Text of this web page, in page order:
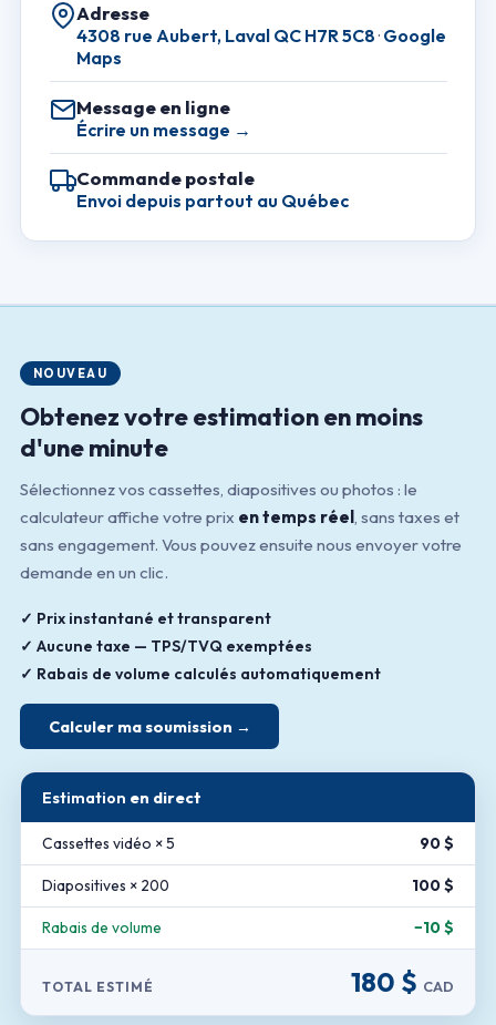
Adresse
4308 rue Aubert, Laval QC H7R 5C8· Google
Maps
Message en ligne
Écrire un message →
Commande postale
Envoi depuis partout au Québec
NOUVEAU
Obtenez votre estimation en moins
d'une minute
Sélectionnez vos cassettes, diapositives ou photos : le
calculateur affiche votre prix en temps réel, sans taxes et
sans engagement. Vous pouvez ensuite nous envoyer votre
demande en un clic.
✓ Prix instantané et transparent
✓ Aucune taxe — TPS/TVQ exemptées
✓ Rabais de volume calculés automatiquement
Calculer ma soumission →
Estimation en direct
Cassettes vidéo × 5 90 $
Diapositives × 200 100 $
Rabais de volume −10 $
TOTAL ESTIMÉ 180 $ CAD